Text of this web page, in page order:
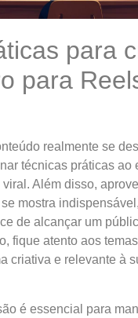
para
para
realmente se
técnicas práticas ao
Além disso,
mostra
de alcançar um
fique atento aos
criativa e relevante à
é essencial para